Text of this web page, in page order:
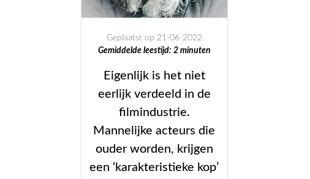
Geplaatst op 21-06-2022
Gemiddelde leestijd: 2 minuten
Eigenlijk is het niet
eerlijk verdeeld in de
filmindustrie.
Mannelijke acteurs die
ouder worden, krijgen
een ‘karakteristieke kop’